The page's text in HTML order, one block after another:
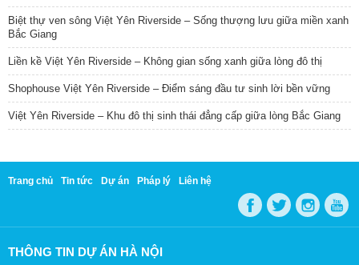
Biệt thự ven sông Việt Yên Riverside – Sống thượng lưu giữa miền xanh
Bắc Giang
Liền kề Việt Yên Riverside – Không gian sống xanh giữa lòng đô thị
Shophouse Việt Yên Riverside – Điểm sáng đầu tư sinh lời bền vững
Việt Yên Riverside – Khu đô thị sinh thái đẳng cấp giữa lòng Bắc Giang
Trang chủ Tin tức Dự án Pháp lý Liên hệ
THÔNG TIN DỰ ÁN HÀ NỘI